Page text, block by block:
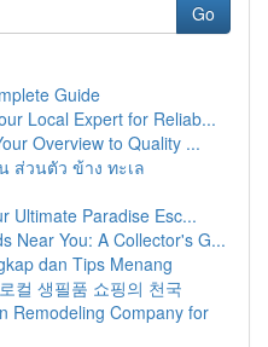
Go
Guide
Local Expert for Reliab...
Overview to Quality ...
ส่วนตัว ข้าง ทะเล
Ultimate Paradise Esc...
Near You: A Collector's G...
dan Tips Menang
컬 생필품 쇼핑의 천국
Remodeling Company for